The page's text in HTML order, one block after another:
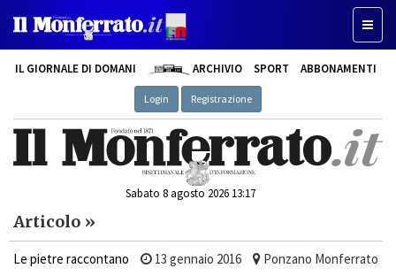
IL GIORNALE DI DOMANI ARCHIVIO SPORT ABBONAMENTI
Login Registrazione
Sabato 8 agosto 2026 13:17
Articolo »
Le pietre raccontano 13 gennaio 2016 Ponzano Monferrato